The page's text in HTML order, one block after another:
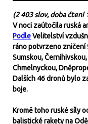
(2 403 slov, doba čtení
V noci zaútočila ruská
PodleVelitelství
ráno potvrzeno zničení
Sumskou,
Chmelnyckou,
Dalších 46 dronů bylo
boje.
Kromě toho ruské síly
balistické rakety na